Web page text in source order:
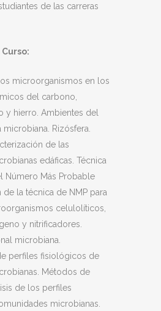
de las carreras
microorganismos en los
del carbono,
y hierro. Ambientes del
Rizósfera.
de las
edáficas. Técnica
Número Más Probable
de la técnica de NMP para
celulolíticos,
y nitrificadores.
microbiana.
perfiles fisiológicos de
Métodos de
de los perfiles
microbianas.